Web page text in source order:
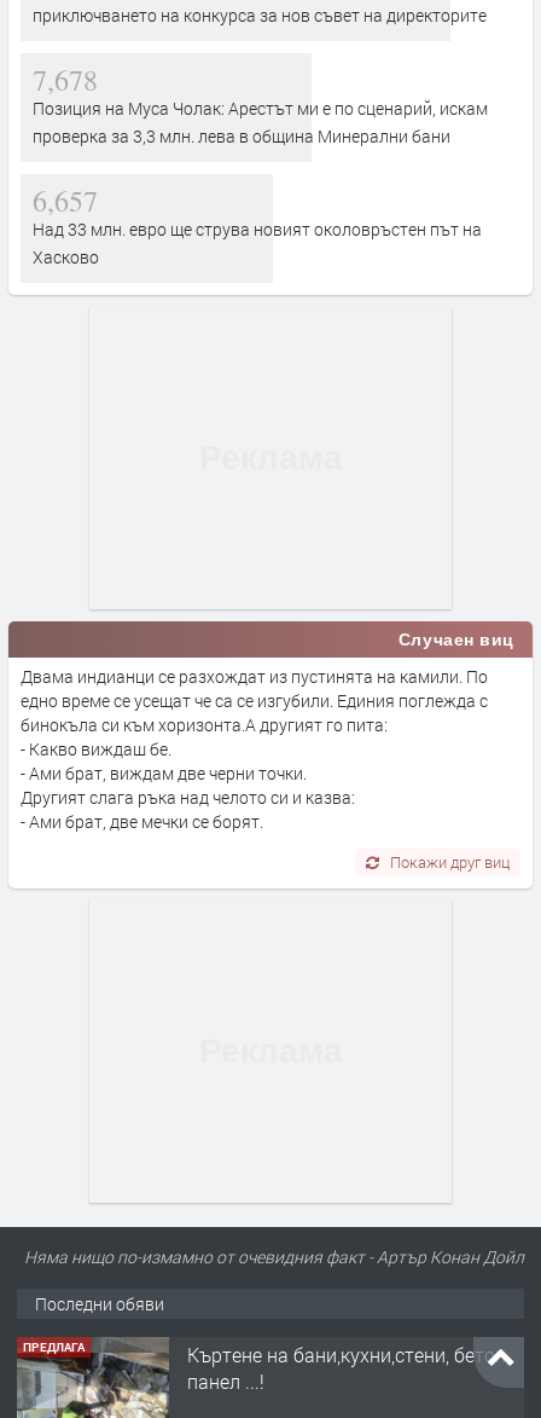
приключването на конкурса за нов съвет на директорите
7,678
Позиция на Муса Чолак: Арестът ми е по сценарий, искам
проверка за 3,3 млн. лева в община Минерални бани
6,657
Над 33 млн. евро ще струва новият околовръстен път на
Хасково
Случаен виц
Двама индианци се разхождат из пустинята на камили. По
едно време се усещат че са се изгубили. Единия поглежда с
бинокъла си към хоризонта.А другият го пита:
- Какво виждаш бе.
- Ами брат, виждам две черни точки.
Другият слага ръка над челото си и казва:
- Ами брат, две мечки се борят.
Покажи друг виц
Няма нищо по-измамно от очевидния факт - Артър Конан Дойл
Последни обяви
ПРЕДЛАГА
Къртене на бани,кухни,стени, бетон,
панел ...!